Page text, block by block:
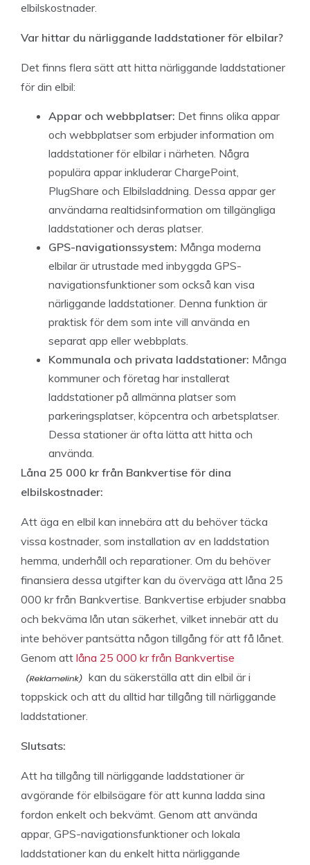
elbilskostnader.
Var hittar du närliggande laddstationer för elbilar?
Det finns flera sätt att hitta närliggande laddstationer
för din elbil:
Appar och webbplatser: Det finns olika appar
och webbplatser som erbjuder information om
laddstationer för elbilar i närheten. Några
populära appar inkluderar ChargePoint,
PlugShare och Elbilsladdning. Dessa appar ger
användarna realtidsinformation om tillgängliga
laddstationer och deras platser.
GPS-navigationssystem: Många moderna
elbilar är utrustade med inbyggda GPS-
navigationsfunktioner som också kan visa
närliggande laddstationer. Denna funktion är
praktisk för dem som inte vill använda en
separat app eller webbplats.
Kommunala och privata laddstationer: Många
kommuner och företag har installerat
laddstationer på allmänna platser som
parkeringsplatser, köpcentra och arbetsplatser.
Dessa stationer är ofta lätta att hitta och
använda.
Låna 25 000 kr från Bankvertise för dina
elbilskostnader:
Att äga en elbil kan innebära att du behöver täcka
vissa kostnader, som installation av en laddstation
hemma, underhåll och reparationer. Om du behöver
finansiera dessa utgifter kan du överväga att låna 25
000 kr från Bankvertise. Bankvertise erbjuder snabba
och bekväma lån utan säkerhet, vilket innebär att du
inte behöver pantsätta någon tillgång för att få lånet.
Genom att låna 25 000 kr från Bankvertise
kan du säkerställa att din elbil är i
toppskick och att du alltid har tillgång till närliggande
laddstationer.
Slutsats:
Att ha tillgång till närliggande laddstationer är
avgörande för elbilsägare för att kunna ladda sina
fordon enkelt och bekvämt. Genom att använda
appar, GPS-navigationsfunktioner och lokala
laddstationer kan du enkelt hitta närliggande